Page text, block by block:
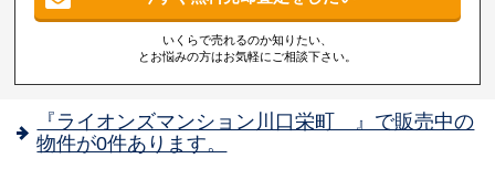
いくらで売れるのか知りたい、
とお悩みの方はお気軽にご相談下さい。
『ライオンズマンション川口栄町 』で販売中の
物件が0件あります。